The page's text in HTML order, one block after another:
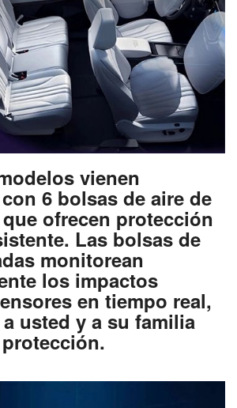
vienen
6 bolsas de aire de
ofrecen protección
Las bolsas de
monitorean
los impactos
en tiempo real,
usted y a su familia